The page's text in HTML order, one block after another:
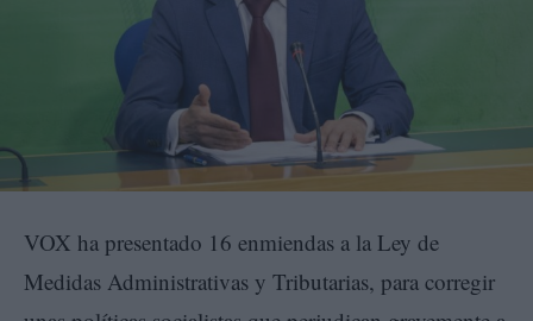
VOX ha presentado 16 enmiendas a la Ley de
Medidas Administrativas y Tributarias, para corregir